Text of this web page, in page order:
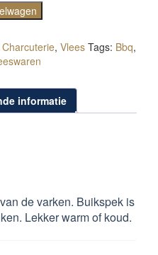
Charcuterie, Vlees Tags: Bbq,
informatie
de varken. Buikspek is
Lekker warm of koud.